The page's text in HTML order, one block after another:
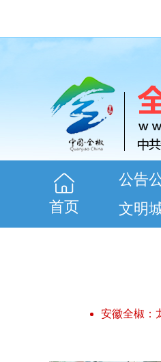
首页
公告
文明
安徽全椒：